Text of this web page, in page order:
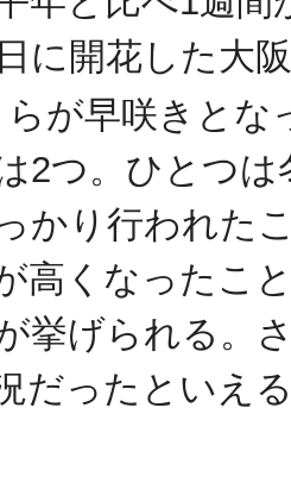
に開花した大
らが早咲きとな
2つ。ひとつ
かり行われた
高くなったこ
挙げられる。
だったといえ